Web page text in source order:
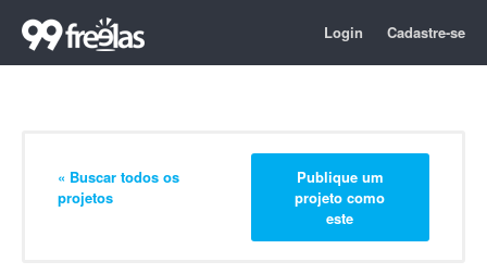
Login Cadastre-se
« Buscar todos os
projetos
Publique um
projeto como
este